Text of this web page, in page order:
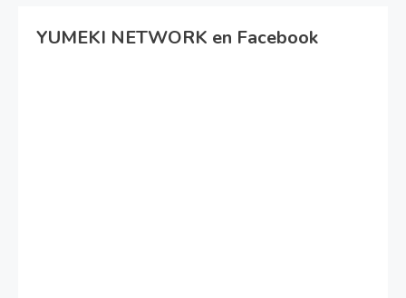
YUMEKI NETWORK en Facebook